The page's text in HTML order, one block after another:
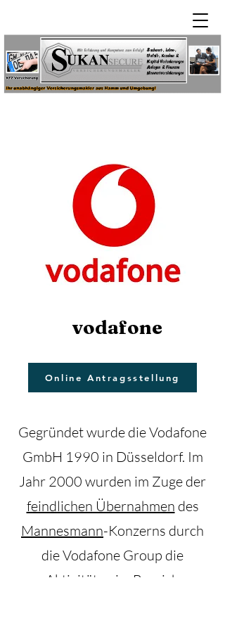
vodafone
Online Antragsstellung
Gegründet wurde die Vodafone
GmbH 1990 in Düsseldorf. Im
Jahr 2000 wurden im Zuge der
feindlichen Übernahmen des
Mannesmann-Konzerns durch
die Vodafone Group die
Aktivitäten im Bereich